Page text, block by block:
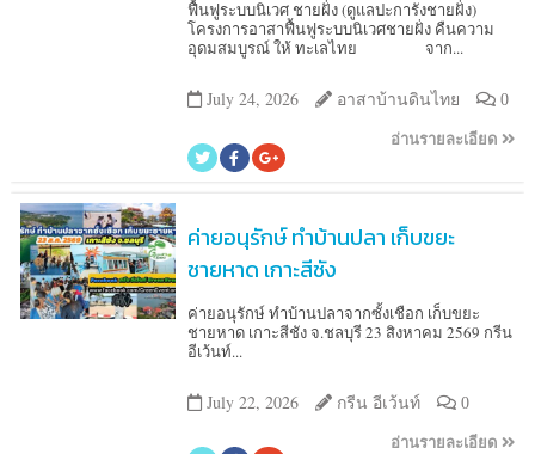
ฟื้นฟูระบบนิเวศ ชายฝั่ง (ดูแลปะการังชายฝั่ง)
โครงการอาสาฟื้นฟูระบบนิเวศชายฝั่ง คืนความ
อุดมสมบูรณ์ ให้ ทะเลไทย จาก...
July 24, 2026 อาสาบ้านดินไทย 0
อ่านรายละเอียด
ค่ายอนุรักษ์ ทำบ้านปลา เก็บขยะ
ชายหาด เกาะสีชัง
ค่ายอนุรักษ์ ทำบ้านปลาจากซั้งเชือก เก็บขยะ
ชายหาด เกาะสีชัง จ.ชลบุรี 23 สิงหาคม 2569 กรีน
อีเว้นท์...
July 22, 2026 กรีน อีเว้นท์ 0
อ่านรายละเอียด